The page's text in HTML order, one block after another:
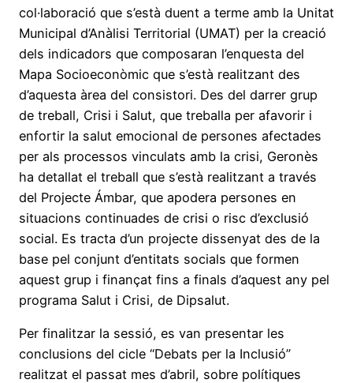
col·laboració que s’està duent a terme amb la Unitat
Municipal d’Anàlisi Territorial (UMAT) per la creació
dels indicadors que composaran l’enquesta del
Mapa Socioeconòmic que s’està realitzant des
d’aquesta àrea del consistori. Des del darrer grup
de treball, Crisi i Salut, que treballa per afavorir i
enfortir la salut emocional de persones afectades
per als processos vinculats amb la crisi, Geronès
ha detallat el treball que s’està realitzant a través
del Projecte Ámbar, que apodera persones en
situacions continuades de crisi o risc d’exclusió
social. Es tracta d’un projecte dissenyat des de la
base pel conjunt d’entitats socials que formen
aquest grup i finançat fins a finals d’aquest any pel
programa Salut i Crisi, de Dipsalut.
Per finalitzar la sessió, es van presentar les
conclusions del cicle “Debats per la Inclusió”
realitzat el passat mes d’abril, sobre polítiques